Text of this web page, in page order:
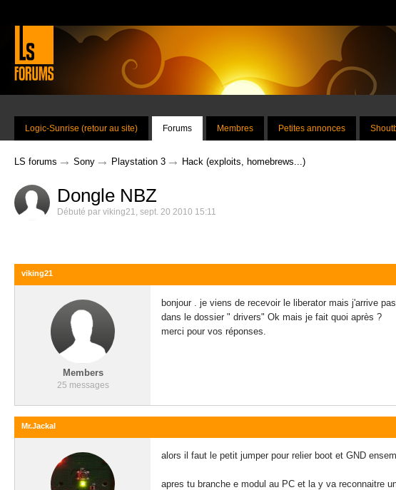
Logic-Sunrise (retour au site) Forums Membres Petites annonces
LS forums → Sony → Playstation 3 → Hack (exploits, homebrews...)
Dongle NBZ
Débuté par viking21, sept. 20 2010 15:11
viking21
Members
25 messages
bonjour . je viens de recevoir le liberator mais j'arrive
dans le dossier " drivers" Ok mais je fait quoi après ?
merci pour vos réponses.
Mr.Jackal
alors il faut le petit jumper pour relier boot et GND
apres tu branche e modul au PC et la y va reconnaitre